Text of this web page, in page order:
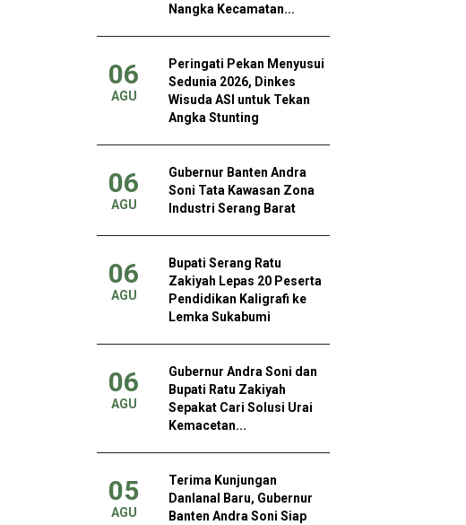
Nangka Kecamatan...
06
AGU
Peringati Pekan Menyusui
Sedunia 2026, Dinkes
Wisuda ASI untuk Tekan
Angka Stunting
06
AGU
Gubernur Banten Andra
Soni Tata Kawasan Zona
Industri Serang Barat
06
AGU
Bupati Serang Ratu
Zakiyah Lepas 20 Peserta
Pendidikan Kaligrafi ke
Lemka Sukabumi
06
AGU
Gubernur Andra Soni dan
Bupati Ratu Zakiyah
Sepakat Cari Solusi Urai
Kemacetan...
05
AGU
Terima Kunjungan
Danlanal Baru, Gubernur
Banten Andra Soni Siap